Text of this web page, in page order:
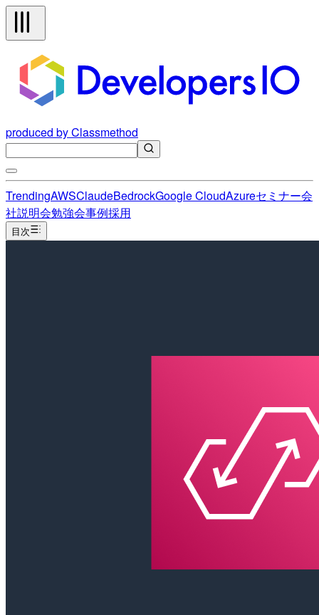
produced by Classmethod
TrendingAWSClaudeBedrockGoogle CloudAzureセミナー会
社説明会勉強会事例採用
目次